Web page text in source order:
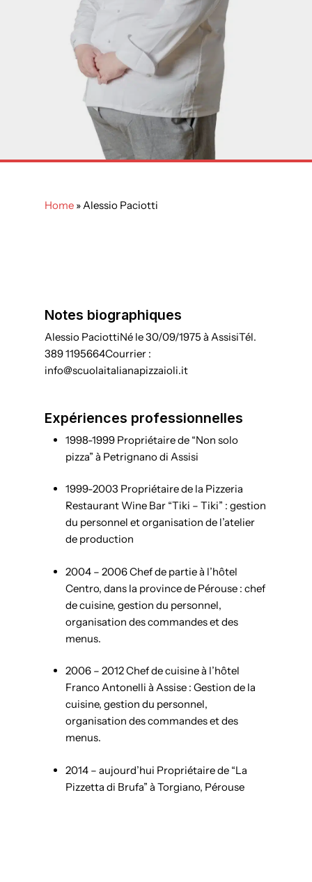
Home » Alessio Paciotti
Notes biographiques
Alessio PaciottiNé le 30/09/1975 à AssisiTél.
389 1195664Courrier :
info@scuolaitalianapizzaioli.it
Expériences professionnelles
1998-1999 Propriétaire de “Non solo
pizza” à Petrignano di Assisi
1999-2003 Propriétaire de la Pizzeria
Restaurant Wine Bar “Tiki – Tiki” : gestion
du personnel et organisation de l’atelier
de production
2004 – 2006 Chef de partie à l’hôtel
Centro, dans la province de Pérouse : chef
de cuisine, gestion du personnel,
organisation des commandes et des
menus.
2006 – 2012 Chef de cuisine à l’hôtel
Franco Antonelli à Assise : Gestion de la
cuisine, gestion du personnel,
organisation des commandes et des
menus.
2014 – aujourd’hui Propriétaire de “La
Pizzetta di Brufa” à Torgiano, Pérouse